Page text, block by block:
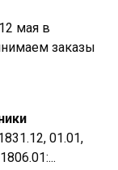
мая в
заказы
01.01,